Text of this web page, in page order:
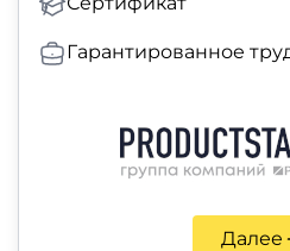
Гарантированное
Далее